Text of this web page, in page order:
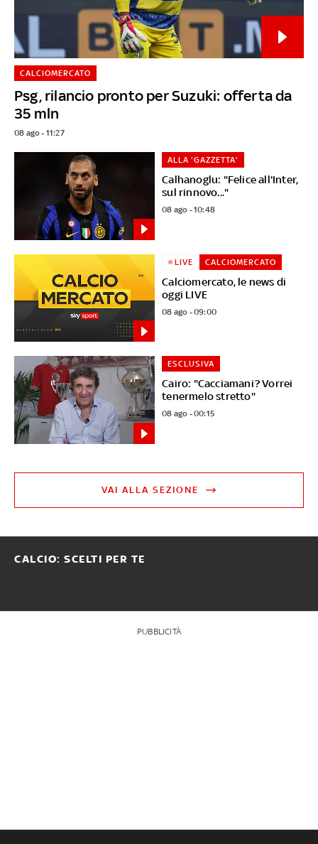
Psg, rilancio pronto per Suzuki: offerta da
35 mln
CALCIOMERCATO
08 ago - 11:27
Calhanoglu: "Felice all'Inter,
sul rinnovo..."
ALLA 'GAZZETTA'
08 ago - 10:48
Calciomercato, le news di
oggi LIVE
LIVE CALCIOMERCATO
08 ago - 09:00
Cairo: "Cacciamani? Vorrei
tenermelo stretto"
ESCLUSIVA
08 ago - 00:15
VAI ALLA SEZIONE
CALCIO: SCELTI PER TE
PUBBLICITÀ